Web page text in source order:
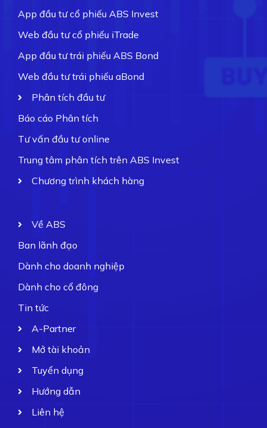
App đầu tư cổ phiếu ABS Invest
Web đầu tư cổ phiếu iTrade
App đầu tư trái phiếu ABS Bond
Web đầu tư trái phiếu aBond
Phân tích đầu tư
Báo cáo Phân tích
Tư vấn đầu tư online
Trung tâm phân tích trên ABS Invest
Chương trình khách hàng
Về ABS
Ban lãnh đạo
Dành cho doanh nghiệp
Dành cho cổ đông
Tin tức
A-Partner
Mở tài khoản
Tuyển dụng
Hướng dẫn
Liên hệ